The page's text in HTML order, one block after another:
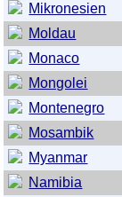
Mikronesien
Moldau
Monaco
Mongolei
Montenegro
Mosambik
Myanmar
Namibia